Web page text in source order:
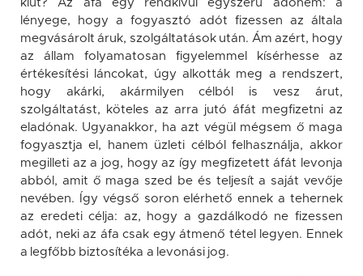
kiút? Az áfa egy rendkívül egyszerű adónem: a
lényege, hogy a fogyasztó adót fizessen az általa
megvásárolt áruk, szolgáltatások után. Ám azért, hogy
az állam folyamatosan figyelemmel kísérhesse az
értékesítési láncokat, úgy alkották meg a rendszert,
hogy akárki, akármilyen célból is vesz árut,
szolgáltatást, köteles az arra jutó áfát megfizetni az
eladónak. Ugyanakkor, ha azt végül mégsem ő maga
fogyasztja el, hanem üzleti célból felhasználja, akkor
megilleti az a jog, hogy az így megfizetett áfát levonja
abból, amit ő maga szed be és teljesít a saját vevője
nevében. Így végső soron elérhető ennek a tehernek
az eredeti célja: az, hogy a gazdálkodó ne fizessen
adót, neki az áfa csak egy átmenő tétel legyen. Ennek
a legfőbb biztosítéka a levonási jog.